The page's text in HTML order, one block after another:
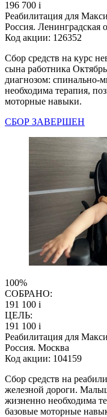
196 700 i
Реабилитация для
Россия. Ленинградская
Код акции: 126352
Сбор средств на курс
сына работника
диагнозом: спинально-
необходима терапия,
моторные навыки.
СБОР ЗАВЕРШЕН
100%
СОБРАНО:
191 100 i
ЦЕЛЬ:
191 100 i
Реабилитация для
Россия. Москва
Код акции: 104159
Сбор средств на
железной дороги.
жизненно необходима
базовые моторные